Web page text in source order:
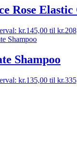
Rose
kr.145,00 til
Shampoo
kr.135,00 til